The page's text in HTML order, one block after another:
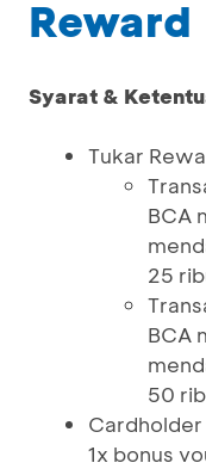
Reward
Syarat &
Tukar
BCA
25
BCA
50
1x bonus